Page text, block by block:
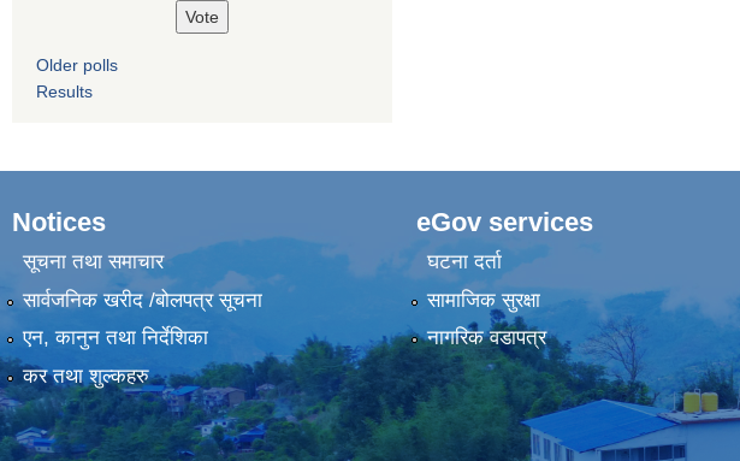
Older polls
Results
Notices
सूचना तथा समाचार
सार्वजनिक खरीद /बोलपत्र सूचना
एन, कानुन तथा निर्देशिका
कर तथा शुल्कहरु
eGov services
घटना दर्ता
सामाजिक सुरक्षा
नागरिक वडापत्र